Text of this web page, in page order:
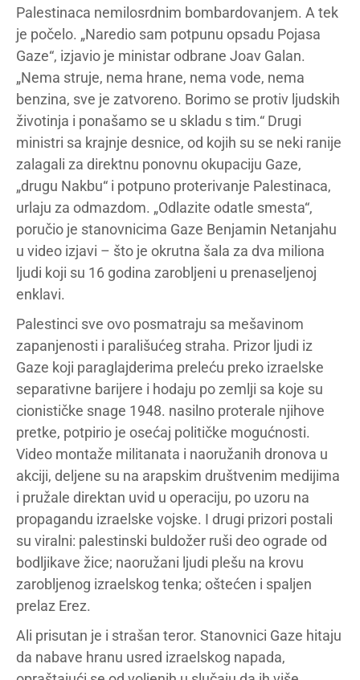
Palestinaca nemilosrdnim bombardovanjem. A tek
je počelo. „Naredio sam potpunu opsadu Pojasa
Gaze“, izjavio je ministar odbrane Joav Galan.
„Nema struje, nema hrane, nema vode, nema
benzina, sve je zatvoreno. Borimo se protiv ljudskih
životinja i ponašamo se u skladu s tim.“ Drugi
ministri sa krajnje desnice, od kojih su se neki ranije
zalagali za direktnu ponovnu okupaciju Gaze,
„drugu Nakbu“ i potpuno proterivanje Palestinaca,
urlaju za odmazdom. „Odlazite odatle smesta“,
poručio je stanovnicima Gaze Benjamin Netanjahu
u video izjavi – što je okrutna šala za dva miliona
ljudi koji su 16 godina zarobljeni u prenaseljenoj
enklavi.
Palestinci sve ovo posmatraju sa mešavinom
zapanjenosti i parališućeg straha. Prizor ljudi iz
Gaze koji paraglajderima preleću preko izraelske
separativne barijere i hodaju po zemlji sa koje su
cionističke snage 1948. nasilno proterale njihove
pretke, potpirio je osećaj političke mogućnosti.
Video montaže militanata i naoružanih dronova u
akciji, deljene su na arapskim društvenim medijima
i pružale direktan uvid u operaciju, po uzoru na
propagandu izraelske vojske. I drugi prizori postali
su viralni: palestinski buldožer ruši deo ograde od
bodljikave žice; naoružani ljudi plešu na krovu
zarobljenog izraelskog tenka; oštećen i spaljen
prelaz Erez.
Ali prisutan je i strašan teror. Stanovnici Gaze hitaju
da nabave hranu usred izraelskog napada,